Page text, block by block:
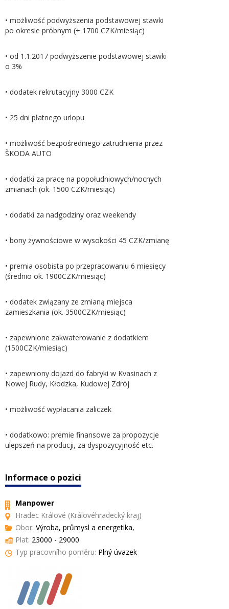
• możliwość podwyższenia podstawowej stawki
po okresie próbnym (+ 1700 CZK/miesiąc)
• od 1.1.2017 podwyższenie podstawowej stawki
o 3%
• dodatek rekrutacyjny 3000 CZK
• 25 dni płatnego urlopu
• możliwość bezpośredniego zatrudnienia przez
ŠKODA AUTO
• dodatki za pracę na popołudniowych/nocnych
zmianach (ok. 1500 CZK/miesiąc)
• dodatki za nadgodziny oraz weekendy
• bony żywnościowe w wysokości 45 CZK/zmianę
• premia osobista po przepracowaniu 6 miesięcy
(średnio ok. 1900CZK/miesiąc)
• dodatek związany ze zmianą miejsca
zamieszkania (ok. 3500CZK/miesiąc)
• zapewnione zakwaterowanie z dodatkiem
(1500CZK/miesiąc)
• zapewniony dojazd do fabryki w Kvasinach z
Nowej Rudy, Kłodzka, Kudowej Zdrój
• możliwość wypłacania zaliczek
• dodatkowo: premie finansowe za propozycje
ulepszeń na producji, za dyspozycyjność etc.
Informace o pozici
Manpower
Hradec Králové (Královéhradecký kraj)
Obor: Výroba, průmysl a energetika,
Plat: 23000 - 29000
Typ pracovního poměru: Plný úvazek